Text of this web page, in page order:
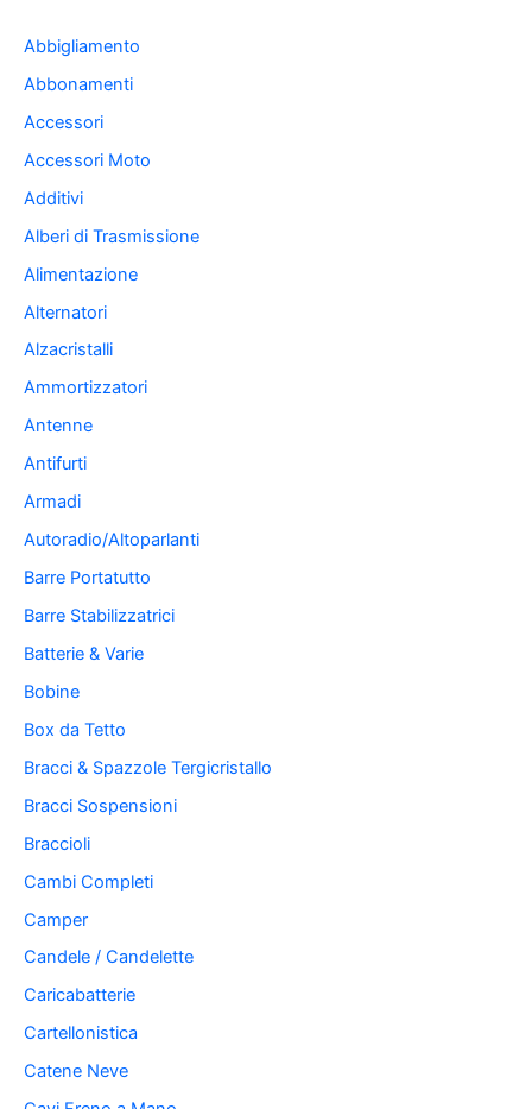
Abbigliamento
Abbonamenti
Accessori
Accessori Moto
Additivi
Alberi di Trasmissione
Alimentazione
Alternatori
Alzacristalli
Ammortizzatori
Antenne
Antifurti
Armadi
Autoradio/Altoparlanti
Barre Portatutto
Barre Stabilizzatrici
Batterie & Varie
Bobine
Box da Tetto
Bracci & Spazzole Tergicristallo
Bracci Sospensioni
Braccioli
Cambi Completi
Camper
Candele / Candelette
Caricabatterie
Cartellonistica
Catene Neve